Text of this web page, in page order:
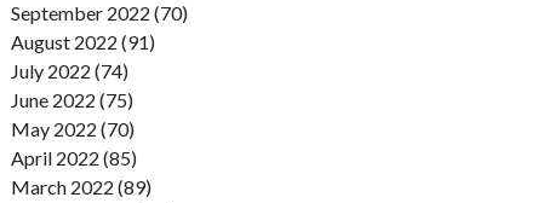
September 2022 (70)
August 2022 (91)
July 2022 (74)
June 2022 (75)
May 2022 (70)
April 2022 (85)
March 2022 (89)